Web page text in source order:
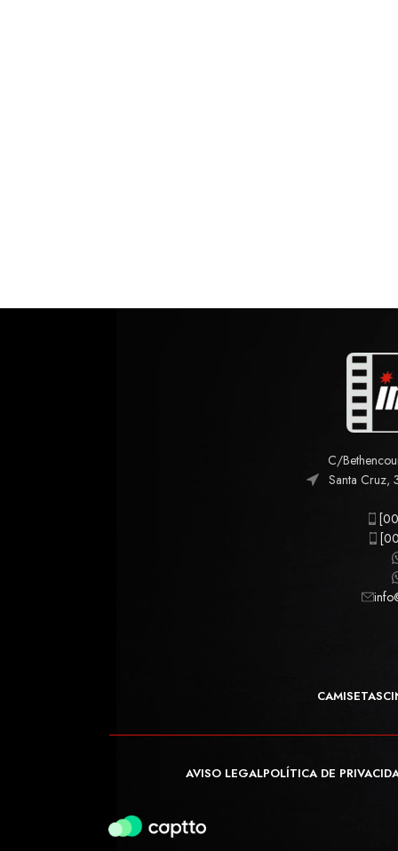
C/
Santa Cruz,
CAMISETAS
AVISO LEGALPOLÍTICA DE